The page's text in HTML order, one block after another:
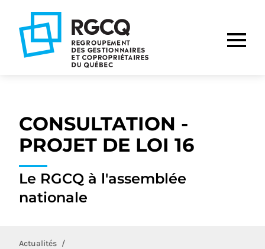
navigation
principale
contenu
CONSULTATION -
PROJET DE LOI 16
Le RGCQ à l'assemblée
nationale
Actualités